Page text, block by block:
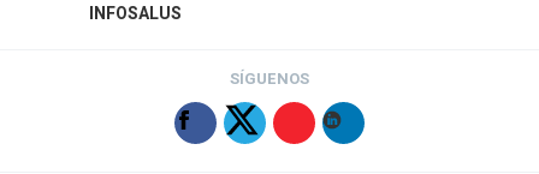
INFOSALUS
SÍGUENOS